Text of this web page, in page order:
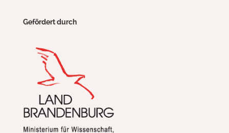
Gefördert durch